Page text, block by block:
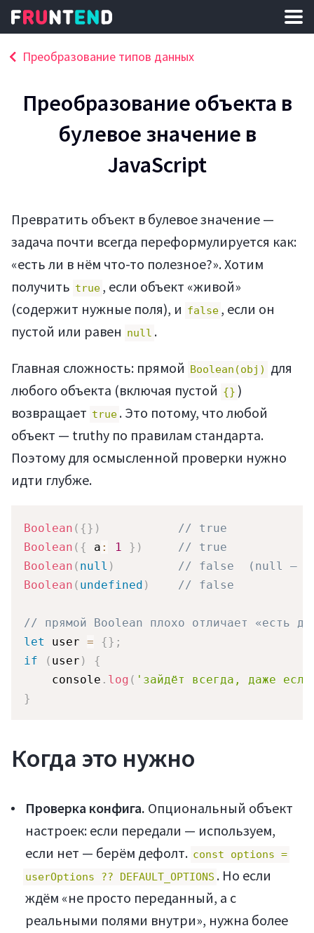
Преобразование типов данных
Преобразование объекта в
булевое значение в
JavaScript
Превратить объект в булевое значение —
задача почти всегда переформулируется как:
«есть ли в нём что-то полезное?». Хотим
получить true , если объект «живой»
(содержит нужные поля), и false , если он
пустой или равен null .
Главная сложность: прямой Boolean(obj)
для
любого объекта (включая пустой {} )
возвращает true . Это потому, что любой
объект — truthy по правилам стандарта.
Поэтому для осмысленной проверки нужно
идти глубже.
Boolean ( {} )
// true
Boolean ( { a : 1 } )
// true
Boolean ( null )
// false  (null —
Boolean ( undefined ) // false
// прямой Boolean плохо отличает «есть
let
user = {} ;
if
( user )
{
    console
. log ( 'зайдёт всегда, даже
}
Когда это нужно
Проверка конфига. Опциональный объект
настроек: если передали — используем,
если нет — берём дефолт. const options =
userOptions ?? DEFAULT_OPTIONS . Но если
ждём «не просто переданный, а с
реальными полями внутри», нужна более